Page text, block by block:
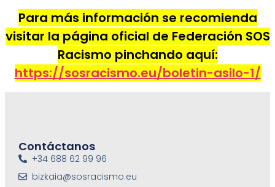
Para más información se recomienda
visitar la página oficial de Federación SOS
Racismo pinchando aquí:
https://sosracismo.eu/boletin-asilo-1/
Contáctanos
+34 688 62 99 96
bizkaia@sosracismo.eu